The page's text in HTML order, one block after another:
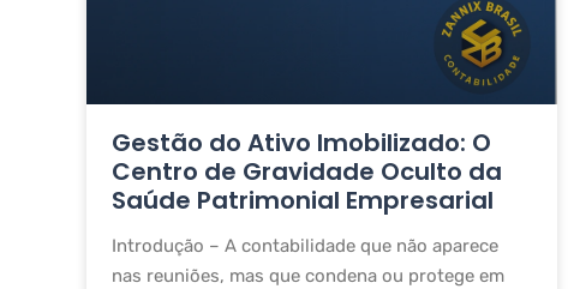
Gestão do Ativo Imobilizado: O
Centro de Gravidade Oculto da
Saúde Patrimonial Empresarial
Introdução – A contabilidade que não aparece
nas reuniões, mas que condena ou protege em